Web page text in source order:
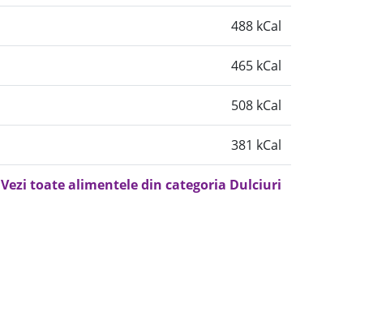
488 kCal
465 kCal
508 kCal
381 kCal
Vezi toate alimentele din categoria Dulciuri